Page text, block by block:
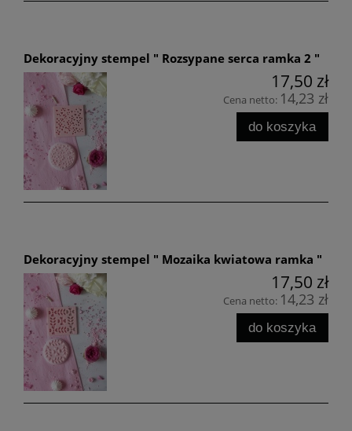
Dekoracyjny stempel " Rozsypane serca ramka 2 "
17,50 zł
Cena netto: 14,23 zł
do koszyka
Dekoracyjny stempel " Mozaika kwiatowa ramka "
17,50 zł
Cena netto: 14,23 zł
do koszyka